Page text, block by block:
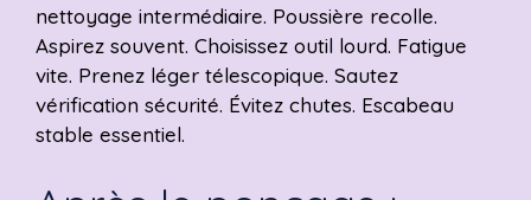
nettoyage intermédiaire. Poussière recolle.
Aspirez souvent. Choisissez outil lourd. Fatigue
vite. Prenez léger télescopique. Sautez
vérification sécurité. Évitez chutes. Escabeau
stable essentiel.